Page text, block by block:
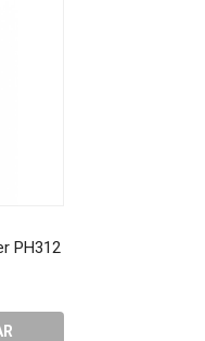
PH312